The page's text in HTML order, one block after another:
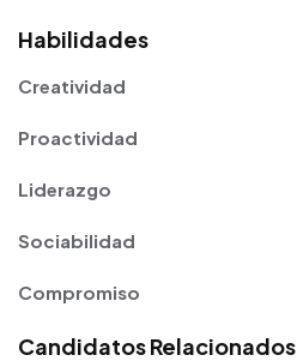
Habilidades
Creatividad
Proactividad
Liderazgo
Sociabilidad
Compromiso
Candidatos Relacionados